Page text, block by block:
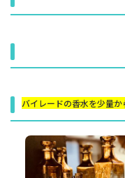
バイレードの香水を少量